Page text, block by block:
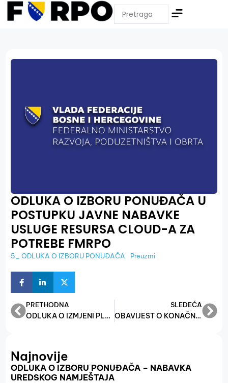
ODLUKA O IZBORU PONUĐAČA U
POSTUPKU JAVNE NABAVKE
USLUGE RESURSA CLOUD-A ZA
POTREBE FMRPO
5_ ODLUKA O IZBORU PONUĐAČA Preuzmi
PRETHODNA
ODLUKA O IZMJENI PLANA NABAVKE ZA 2025. GODINU
SLEDEĆA
OBAVIJEST O KONAČNIM REZULTATIMA UREDBE O MJERAMA FINANSIJSKE POMOĆI PRIVATNIM POSLODAVCIMA, OBRTIMA I OSTALIM SAMOSTALNIM DJELATNOSTIMA U FEDERACIJI BOSNE I HERCEGOVINE U CILJU ODRŽAVANJA POSTOJEĆIH RADNIH MJESTA ZA 2025. GODINU ZA JUNI 2025.
Najnovije
ODLUKA O IZBORU PONUĐAČA – NABAVKA
UREDSKOG NAMJEŠTAJA